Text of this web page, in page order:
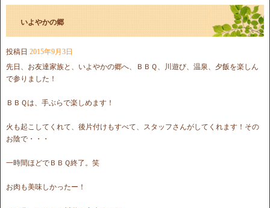
いよやかの郷
投稿日 2015年9月3日
先日、お友達家族と、いよやかの郷へ、ＢＢＱ、川遊び、温泉、夕飯を楽しん
で参りました！
ＢＢＱは、手ぶらで楽しめます！
火も起こしてくれて、後片付けもすべて、スタッフさんがしてくれます！その
お陰で・・・
一時間ほどでＢＢＱ終了。笑
お肉も美味しかったー！